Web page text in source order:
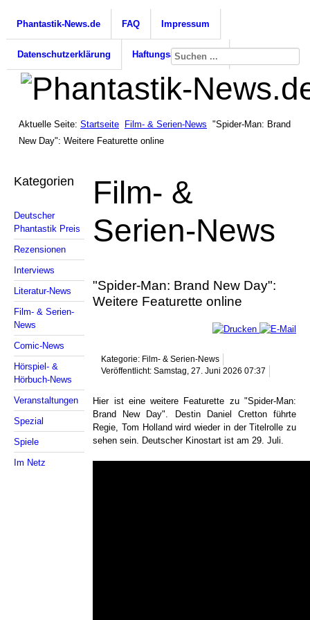
Phantastik-News.de FAQ Impressum
Datenschutzerklärung Haftungsausschluss
Aktuelle Seite: Startseite Film- & Serien-News "Spider-Man: Brand
New Day": Weitere Featurette online
Kategorien
Deutscher
Phantastik Preis
Rezensionen
Interviews
Literatur-News
Film- & Serien-
News
Comic-News
Hörspiel- &
Hörbuch-News
Veranstaltungen
Spezial
Spiele
Im Netz
Film- &
Serien-News
"Spider-Man: Brand New Day":
Weitere Featurette online
Kategorie: Film- & Serien-News
Veröffentlicht: Samstag, 27. Juni 2026 07:37
Hier ist eine weitere Featurette zu "Spider-Man:
Brand New Day". Destin Daniel Cretton führte
Regie, Tom Holland wird wieder in der Titelrolle zu
sehen sein. Deutscher Kinostart ist am 29. Juli.